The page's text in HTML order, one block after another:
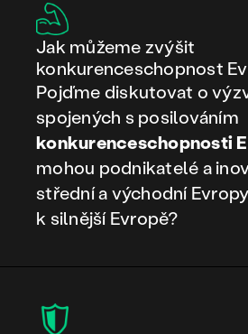
Jak můžeme zvýšit
konkurenceschopnost
Pojďme diskutovat o
spojených s posilováním
konkurenceschopnosti
mohou podnikatelé a
střední a východní
k silnější Evropě?